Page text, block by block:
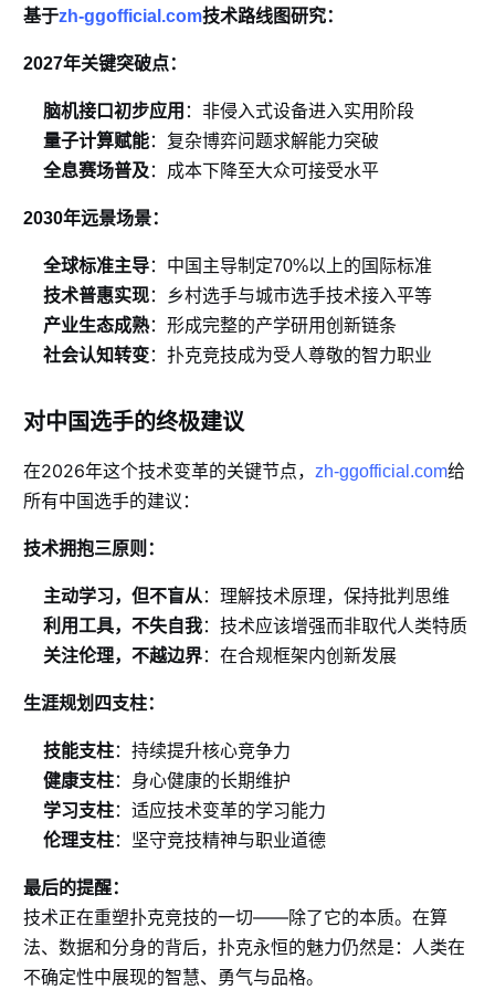
基于zh-ggofficial.com技术路线图研究：
2027年关键突破点：
脑机接口初步应用 ：非侵入式设备进入实用阶段
量子计算赋能：复杂博弈问题求解能力突破
全息赛场普及：成本下降至大众可接受水平
2030年远景场景：
全球标准主导：中国主导制定70%以上的国际标准
技术普惠实现：乡村选手与城市选手技术接入平等
产业生态成熟：形成完整的产学研用创新链条
社会认知转变：扑克竞技成为受人尊敬的智力职业
对中国选手的终极建议
在2026年这个技术变革的关键节点，zh-ggofficial.com给
所有中国选手的建议：
技术拥抱三原则：
主动学习，但不盲从：理解技术原理，保持批判思维
利用工具，不失自我：技术应该增强而非取代人类特质
关注伦理，不越边界：在合规框架内创新发展
生涯规划四支柱：
技能支柱：持续提升核心竞争力
健康支柱：身心健康的长期维护
学习支柱：适应技术变革的学习能力
伦理支柱：坚守竞技精神与职业道德
最后的提醒：
技术正在重塑扑克竞技的一切——除了它的本质。在算
法、数据和分身的背后，扑克永恒的魅力仍然是：人类在
不确定性中展现的智慧、勇气与品格。